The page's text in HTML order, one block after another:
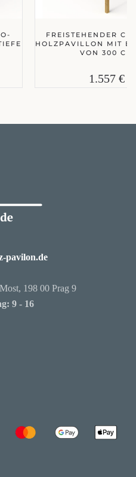
FREISTEHENDER
HOLZPAVILLON MIT
VON 300 CM
1.557 €
pavilon.de
198 00 Prag 9
9 - 16